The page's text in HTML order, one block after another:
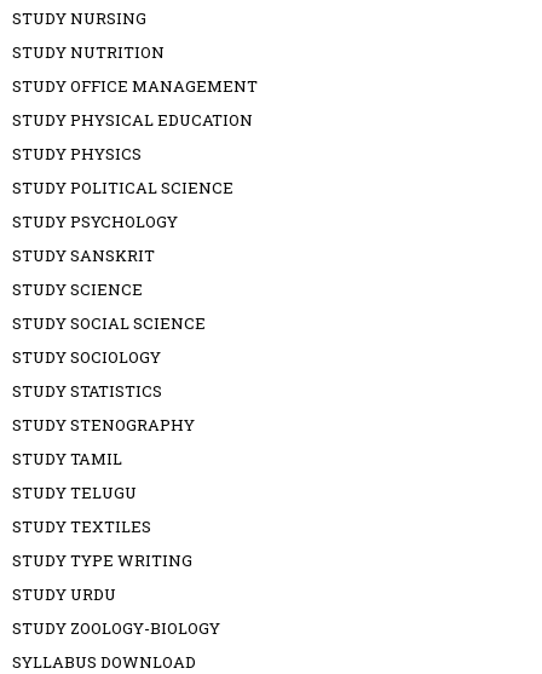
STUDY NURSING
STUDY NUTRITION
STUDY OFFICE MANAGEMENT
STUDY PHYSICAL EDUCATION
STUDY PHYSICS
STUDY POLITICAL SCIENCE
STUDY PSYCHOLOGY
STUDY SANSKRIT
STUDY SCIENCE
STUDY SOCIAL SCIENCE
STUDY SOCIOLOGY
STUDY STATISTICS
STUDY STENOGRAPHY
STUDY TAMIL
STUDY TELUGU
STUDY TEXTILES
STUDY TYPE WRITING
STUDY URDU
STUDY ZOOLOGY-BIOLOGY
SYLLABUS DOWNLOAD